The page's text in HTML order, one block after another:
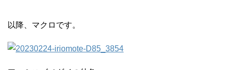
以降、マクロです。